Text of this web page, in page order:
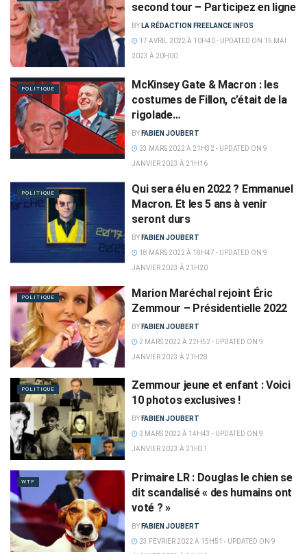
second tour – Participez en ligne
BY LA RÉDACTION FREELANCE INFOS
17 AVRIL 2022 À 10H40 - UPDATED ON 15 MAI
2023 À 20H00
POLITIQUE
McKinsey Gate & Macron : les
costumes de Fillon, c’était de la
rigolade…
BY FABIEN JOUBERT
23 MARS 2022 À 21H32 - UPDATED ON 9
JANVIER 2023 À 21H16
POLITIQUE
Qui sera élu en 2022 ? Emmanuel
Macron. Et les 5 ans à venir
seront durs
BY FABIEN JOUBERT
18 MARS 2022 À 18H47 - UPDATED ON 9
JANVIER 2023 À 21H20
POLITIQUE
Marion Maréchal rejoint Éric
Zemmour – Présidentielle 2022
BY FABIEN JOUBERT
2 MARS 2022 À 22H52 - UPDATED ON 9
JANVIER 2023 À 21H28
POLITIQUE
Zemmour jeune et enfant : Voici
10 photos exclusives !
BY FABIEN JOUBERT
2 MARS 2022 À 14H43 - UPDATED ON 9
JANVIER 2023 À 21H31
WTF
Primaire LR : Douglas le chien se
dit scandalisé « des humains ont
voté ? »
BY FABIEN JOUBERT
23 FÉVRIER 2022 À 15H51 - UPDATED ON 9